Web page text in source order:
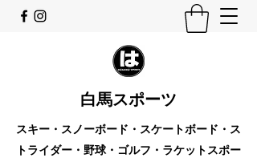
白馬スポーツ
スキー・スノーボード・スケートボード・ス
トライダー・野球・ゴルフ・ラケットスポー